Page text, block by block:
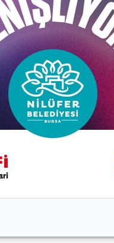
"0-3 Yaş
için Eğitmen
başladı.
kayıtlarımız da
her günü
Büromuza